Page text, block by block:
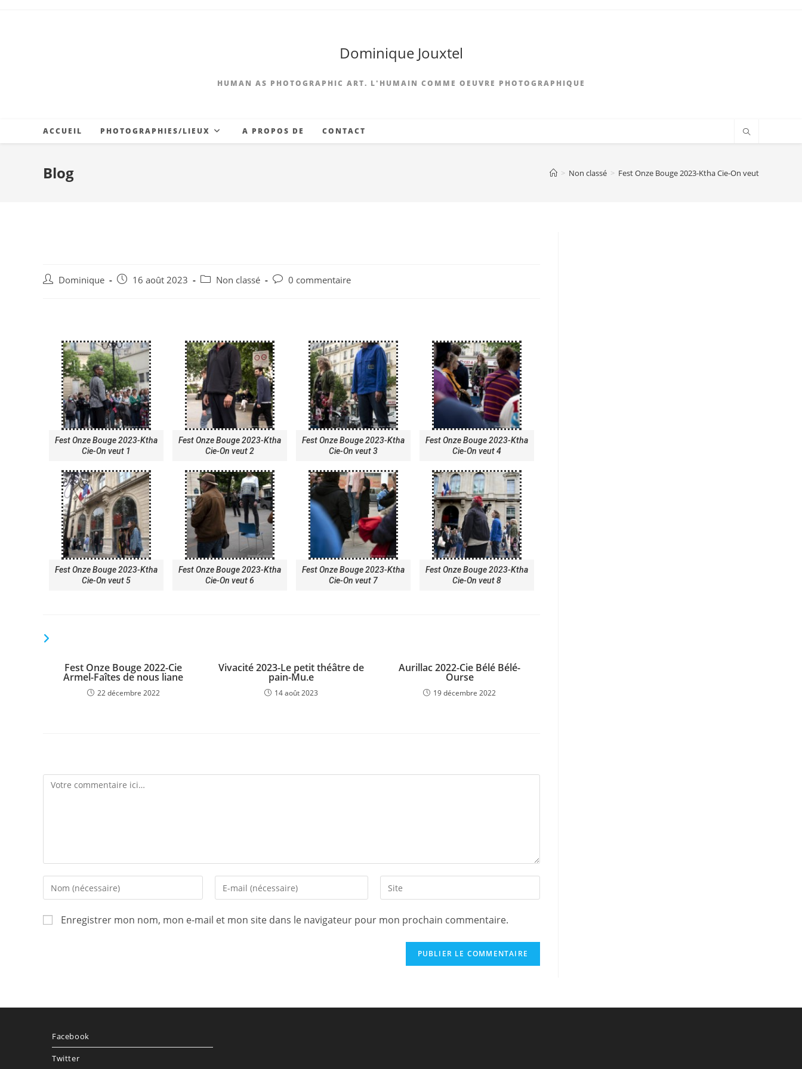
Dominique Jouxtel
HUMAN AS PHOTOGRAPHIC ART. L'HUMAIN COMME OEUVRE PHOTOGRAPHIQUE
ACCUEIL PHOTOGRAPHIES/LIEUX A PROPOS DE CONTACT
Blog > Non classé > Fest Onze Bouge 2023-Ktha Cie-On veut
Dominique 16 août 2023 Non classé 0 commentaire
Fest Onze Bouge 2023-Ktha
Cie-On veut 1
Fest Onze Bouge 2023-Ktha
Cie-On veut 2
Fest Onze Bouge 2023-Ktha
Cie-On veut 3
Fest Onze Bouge 2023-Ktha
Cie-On veut 4
Fest Onze Bouge 2023-Ktha
Cie-On veut 5
Fest Onze Bouge 2023-Ktha
Cie-On veut 6
Fest Onze Bouge 2023-Ktha
Cie-On veut 7
Fest Onze Bouge 2023-Ktha
Cie-On veut 8
Fest Onze Bouge 2022-Cie
Armel-Faîtes de nous liane
22 décembre 2022
Vivacité 2023-Le petit théâtre de
pain-Mu.e
14 août 2023
Aurillac 2022-Cie Bélé Bélé-
Ourse
19 décembre 2022
Enregistrer mon nom, mon e-mail et mon site dans le navigateur pour mon prochain commentaire.
Facebook
Twitter